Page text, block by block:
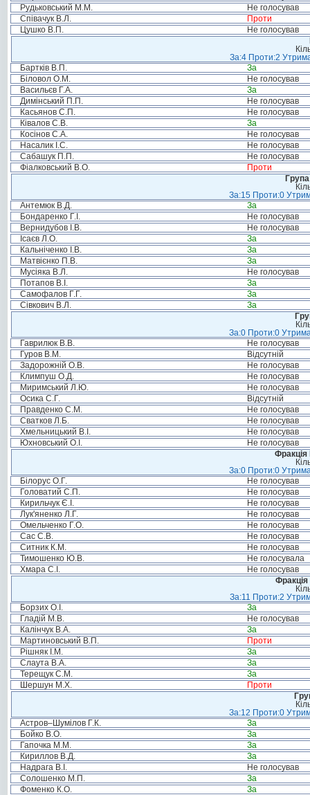
Рудьковський М.М.
Не голосував
Співачук В.Л.
Проти
Цушко В.П.
Не голосував
За:4 Проти:2
Бартків В.П.
За
Біловол О.М.
Не голосував
Васильєв Г.А.
За
Димінський П.П.
Не голосував
Касьянов С.П.
Не голосував
Ківалов С.В.
За
Косінов С.А.
Не голосував
Насалик І.С.
Не голосував
Сабашук П.П.
Не голосував
Фіалковський В.О.
Проти
За:15 Проти:0
Антемюк В.Д.
За
Бондаренко Г.І.
Не голосував
Вернидубов І.В.
Не голосував
Ісаєв Л.О.
За
Кальніченко І.В.
За
Матвієнко П.В.
За
Мусіяка В.Л.
Не голосував
Потапов В.І.
За
Самофалов Г.Г.
За
Сівкович В.Л.
За
За:0 Проти:0
Гаврилюк В.В.
Не голосував
Гуров В.М.
Відсутній
Задорожній О.В.
Не голосував
Климпуш О.Д.
Не голосував
Миримський Л.Ю.
Не голосував
Осика С.Г.
Відсутній
Правденко С.М.
Не голосував
Сватков Л.Б.
Не голосував
Хмельницький В.І.
Не голосував
Юхновський О.І.
Не голосував
За:0 Проти:0
Білорус О.Г.
Не голосував
Головатий С.П.
Не голосував
Кирильчук Є.І.
Не голосував
Лук'яненко Л.Г.
Не голосував
Омельченко Г.О.
Не голосував
Сас С.В.
Не голосував
Ситник К.М.
Не голосував
Тимошенко Ю.В.
Не голосувала
Хмара С.І.
Не голосував
Фракція
За:11 Проти:2
Борзих О.І.
За
Гладій М.В.
Не голосував
Калінчук В.А.
За
Мартиновський В.П.
Проти
Рішняк І.М.
За
Слаута В.А.
За
Терещук С.М.
За
Шершун М.Х.
Проти
За:12 Проти:0
Астров–Шумілов Г.К.
За
Бойко В.О.
За
Гапочка М.М.
За
Кириллов В.Д.
За
Надрага В.І.
Не голосував
Солошенко М.П.
За
Фоменко К.О.
За